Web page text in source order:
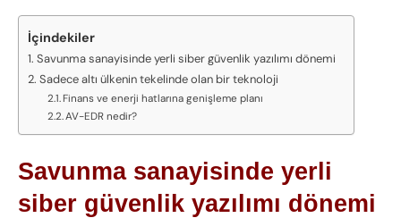
İçindekiler
Savunma sanayisinde yerli siber güvenlik yazılımı dönemi
Sadece altı ülkenin tekelinde olan bir teknoloji
Finans ve enerji hatlarına genişleme planı
AV-EDR nedir?
Savunma sanayisinde yerli
siber güvenlik yazılımı dönemi